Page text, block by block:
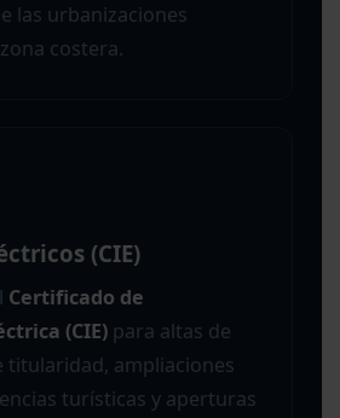
las urbanizaciones
costera.
(CIE)
Certificado de
(CIE) para altas de
titularidad, ampliaciones
turísticas y aperturas